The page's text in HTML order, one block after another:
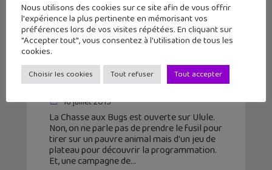
La Chasse aux Bugs : le jeu pour
découvrir la programmation sans
écran !
16 juillet 2015
La Chasse aux Bugs est ouverte sur Ulule.
Non, on ne parle pas de prendre le fusil pour
tirer sur un pauvre animal mais d'un jeu de
plateau pour découvrir la programmation.
Et, une campagne de
Nous utilisons des cookies sur ce site afin de vous offrir
l'expérience la plus pertinente en mémorisant vos
préférences lors de vos visites répétées. En cliquant sur
"Accepter tout", vous consentez à l'utilisation de tous les
cookies.
Choisir les cookies Tout refuser Tout accepter